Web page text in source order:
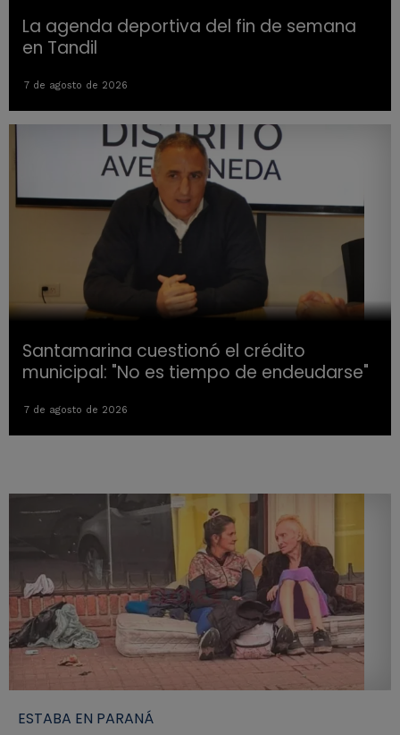
La agenda deportiva del fin de semana
en Tandil
7 de agosto de 2026
Santamarina cuestionó el crédito
municipal: "No es tiempo de endeudarse"
7 de agosto de 2026
ESTABA EN PARANÁ